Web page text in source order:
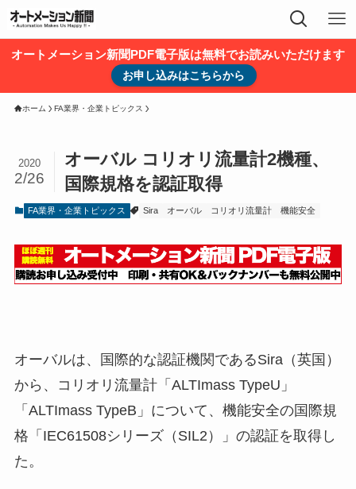
オートメーション新聞PDF電子版は無料でお読みいただけます
お申し込みはこちらから
ホーム FA業界・企業トピックス
オーバル コリオリ流量計2機種、
国際規格を認証取得
2020
2/26
FA業界・企業トピックス Sira オーバル コリオリ流量計 機能安全
オーバルは、国際的な認証機関であるSira（英国）
から、コリオリ流量計「ALTImass TypeU」
「ALTImass TypeB」について、機能安全の国際規
格「IEC61508シリーズ（SIL2）」の認証を取得し
た。